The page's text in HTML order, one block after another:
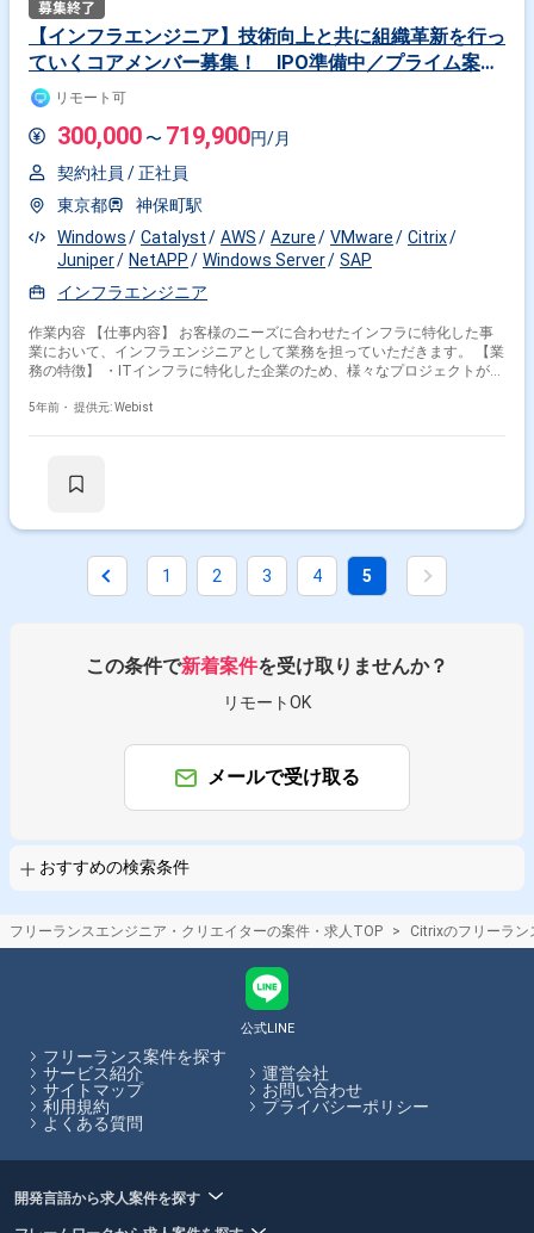
【インフラエンジニア】技術向上と共に組織革新を行っ
ていくコアメンバー募集！ IPO準備中／プライム案件
80％／副業OK／3年連続ベストベンチャー100掲載
リモート可
300,000 〜 719,900円/月
契約社員 /正社員
東京都
神保町駅
Windows
Catalyst AWS Azure VMware
Citrix
Juniper
NetAPP Windows Server
SAP
インフラエンジニア
作業内容 【仕事内容】 お客様のニーズに合わせたインフラに特化した事
業において、インフラエンジニアとして業務を担っていただきます。 【業
務の特徴】 ・ITインフラに特化した企業のため、様々なプロジェクトがあ
に従事していただきます。 ・現在、クラウド（AWSやAzure）の案件拡大
・配属先はご希望を出来る限り叶えるよう相談していただけます。 ・はじ
員もいます。 残業時間は月13時間程度です。 【キャリアパス】 ・全ての
人が上流工程を経験できるよう、経験に応じた最適なキャリアパスを用意
しています。 ・知識を身につけるための「COCOO Academy」という研修
ことで、やりがいを感じながら働ける環境です。 【特徴】 アメーバ組織
という、5～10名を1つのチームとした制度があります。 各アメーバで
は、それぞれが目標を持って仕事に取り組むことで、一人ひとりが参加意
識や共感できる組織を目指しています。 四半期に一度行われるQアワード
れのアメーバが年間の表彰「キングオブアメーバ」を目指して取り組んで
ンタープライズ系：20％ その他：20％ エンドユーザー直取引案件 【主な
プロダクト】 シンクライアント：Citrix XenApp/XenDesktop 仮想基盤：
Windows Server 2016/Windows 10 ※シンクライアント：1,500台 ※仮想基
境：Windows Server 2008 R2 Standard sp1 移⾏⽅式：Azure Site
Recovery 移⾏後接続⽅式：ポイント対サイトVPN接続 ▼某キャリア5G構
中⼼に5Gのトラフィックに耐える機器の選定・導⼊。 主なベンダーや機
器 環境：Cisco Catalyst/Nexus、ISR ▼某SIer向けセキュリティ強化 次世
代ファイアウォールを使⽤した社内ネットワーク更改。提案書、⾒積作
成。各種設計ドキュメント作成。場内テストおよび構築。 環境：
AlaxalA、Paloalto、JuniperSRX ▼某⾃動⾞メーカー向けOffice365移⾏ 既
存システムからOffice365への移⾏。共通機能の設計・設定・構築・検証業
務。各種ドキュメント作成業務 環境：Office365 共通機能
（ExchangeOnline/Teams/Skype for business/Azure Active
Directory/Microsoft Intune） インフラ規模 拠点：約4拠点以上※海外拠点
⼀気通貫で対応。 環境：VMware vCenter、VMware vSphere、VMware
Horizon、UCS（サーバ）、DELL/HP（シンクライアント・ゼロクライア
ント） 【勤務地エリア】 東京23区内のプロジェクト先にて勤務いただき
5年前・ 提供元: Webist
1 2 3 4 5
この条件で新着案件を受け取りませんか？
リモートOK
メールで受け取る
おすすめの検索条件
フリーランスエンジニア・クリエイターの案件・求人TOP Citrixのフリーラン
公式LINE
フリーランス案件を探す
サービス紹介
運営会社
サイトマップ
お問い合わせ
利用規約
プライバシーポリシー
よくある質問
開発言語から求人案件を探す